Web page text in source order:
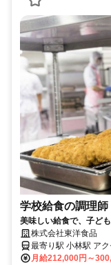
学校給食の調理師
美味しい給食で、子ど
株式会社東洋食品
最寄
月給212,000円～